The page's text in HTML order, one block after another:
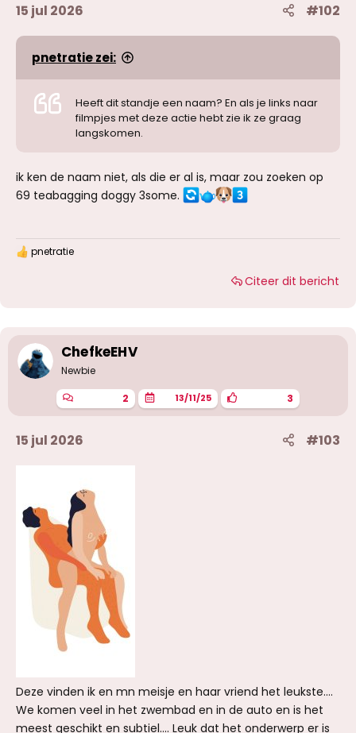
15 jul 2026 #102
pnetratie zei:
Heeft dit standje een naam? En als je links naar
filmpjes met deze actie hebt zie ik ze graag
langskomen.
ik ken de naam niet, als die er al is, maar zou zoeken op
69 teabagging doggy 3some.
W
n
g
pnetratie
Citeer dit bericht
ChefkeEHV
Newbie
2 13/11/25 3
15 jul 2026 #103
Deze vinden ik en mn meisje en haar vriend het leukste....
We komen veel in het zwembad en in de auto en is het
meest geschikt en subtiel.... Leuk dat het onderwerp er is